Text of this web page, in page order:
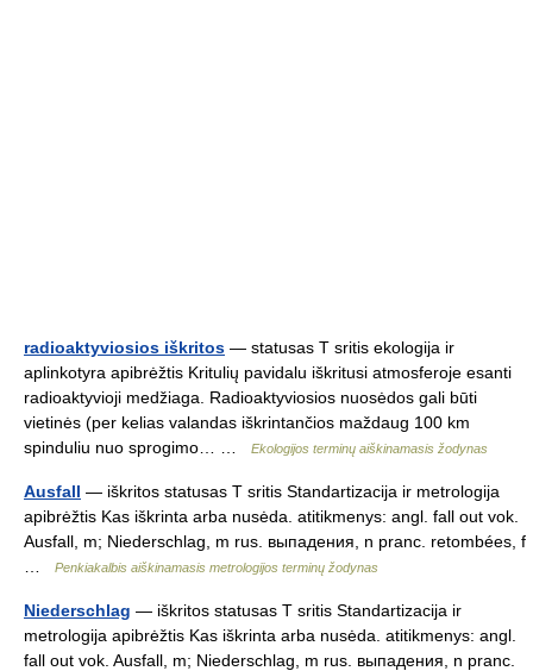
radioaktyviosios iškritos — statusas T sritis ekologija ir
aplinkotyra apibrėžtis Kritulių pavidalu iškritusi atmosferoje esanti
radioaktyvioji medžiaga. Radioaktyviosios nuosėdos gali būti
vietinės (per kelias valandas iškrintančios maždaug 100 km
spinduliu nuo sprogimo… …
Ekologijos terminų aiškinamasis žodynas
Ausfall — iškritos statusas T sritis Standartizacija ir metrologija
apibrėžtis Kas iškrinta arba nusėda. atitikmenys: angl. fall out vok.
Ausfall, m; Niederschlag, m rus. выпадения, n pranc. retombées, f
Penkiakalbis aiškinamasis metrologijos terminų žodynas
Niederschlag — iškritos statusas T sritis Standartizacija ir
metrologija apibrėžtis Kas iškrinta arba nusėda. atitikmenys: angl.
fall out vok. Ausfall, m; Niederschlag, m rus. выпадения, n pranc.